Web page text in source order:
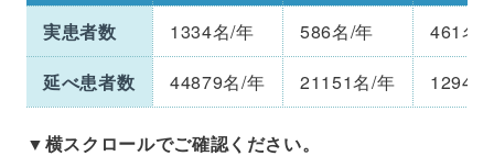
実患者数
1334名/年 586名/年
461名/
延べ患者数
44879名/年 21151名/年 12947